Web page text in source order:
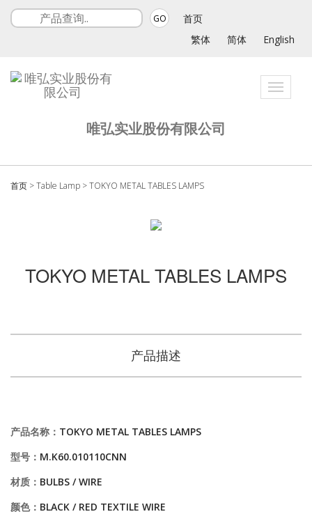
GO
首页
繁体
简体 English
Toggle
唯弘实业股份有限公司
首页 >Table Lamp >TOKYO METAL TABLES LAMPS
TOKYO METAL TABLES LAMPS
产品描述
产品名称： TOKYO METAL TABLES LAMPS
型号： M.K60.010110CNN
材质： BULBS / WIRE
颜色： BLACK / RED TEXTILE WIRE